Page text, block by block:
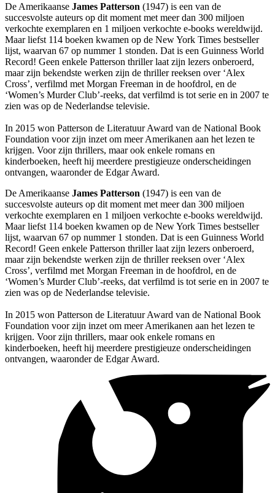
De Amerikaanse James Patterson (1947) is een van de
succesvolste auteurs op dit moment met meer dan 300 miljoen
verkochte exemplaren en 1 miljoen verkochte e-books wereldwijd.
Maar liefst 114 boeken kwamen op de New York Times bestseller
lijst, waarvan 67 op nummer 1 stonden. Dat is een Guinness World
Record! Geen enkele Patterson thriller laat zijn lezers onberoerd,
maar zijn bekendste werken zijn de thriller reeksen over ‘Alex
Cross’, verfilmd met Morgan Freeman in de hoofdrol, en de
‘Women’s Murder Club’-reeks, dat verfilmd is tot serie en in 2007 te
zien was op de Nederlandse televisie.
In 2015 won Patterson de Literatuur Award van de National Book
Foundation voor zijn inzet om meer Amerikanen aan het lezen te
krijgen. Voor zijn thrillers, maar ook enkele romans en
kinderboeken, heeft hij meerdere prestigieuze onderscheidingen
ontvangen, waaronder de Edgar Award.
De Amerikaanse James Patterson (1947) is een van de
succesvolste auteurs op dit moment met meer dan 300 miljoen
verkochte exemplaren en 1 miljoen verkochte e-books wereldwijd.
Maar liefst 114 boeken kwamen op de New York Times bestseller
lijst, waarvan 67 op nummer 1 stonden. Dat is een Guinness World
Record! Geen enkele Patterson thriller laat zijn lezers onberoerd,
maar zijn bekendste werken zijn de thriller reeksen over ‘Alex
Cross’, verfilmd met Morgan Freeman in de hoofdrol, en de
‘Women’s Murder Club’-reeks, dat verfilmd is tot serie en in 2007 te
zien was op de Nederlandse televisie.
In 2015 won Patterson de Literatuur Award van de National Book
Foundation voor zijn inzet om meer Amerikanen aan het lezen te
krijgen. Voor zijn thrillers, maar ook enkele romans en
kinderboeken, heeft hij meerdere prestigieuze onderscheidingen
ontvangen, waaronder de Edgar Award.